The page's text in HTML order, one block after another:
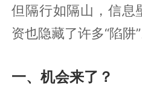
但隔行如隔山，信息
资也隐藏了许多“陷阱”
一、机会来了？